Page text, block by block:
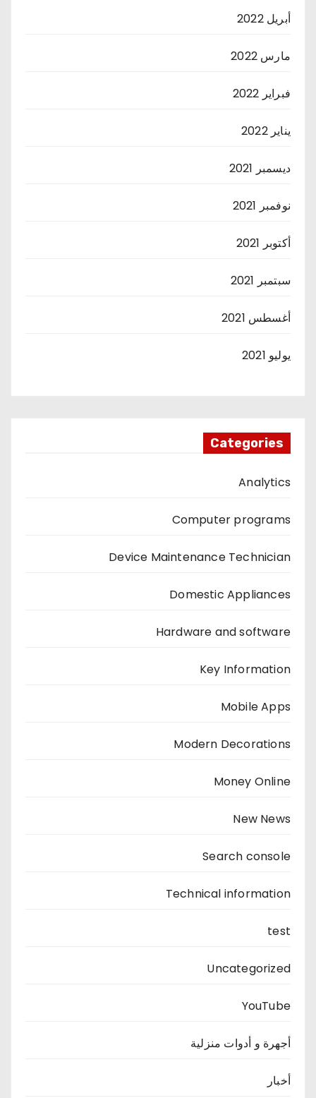
أبريل 2022
مارس 2022
فبراير 2022
يناير 2022
ديسمبر 2021
نوفمبر 2021
أكتوبر 2021
سبتمبر 2021
أغسطس 2021
يوليو 2021
Categories
Analytics
Computer programs
Device Maintenance Technician
Domestic Appliances
Hardware and software
Key Information
Mobile Apps
Modern Decorations
Money Online
New News
Search console
Technical information
test
Uncategorized
YouTube
أجهرة و أدوات منزلية
أخبار